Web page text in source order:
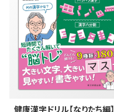
健康漢字ドリル【なりたち編】